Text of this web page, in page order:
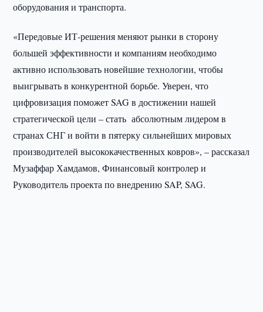
оборудования и транспорта.
«Передовые ИТ-решения меняют рынки в сторону
большей эффективности и компаниям необходимо
активно использовать новейшие технологии, чтобы
выигрывать в конкурентной борьбе. Уверен, что
цифровизация поможет SAG в достижении нашей
стратегической цели – стать абсолютным лидером в
странах СНГ и войти в пятерку сильнейших мировых
производителей высококачественных ковров», – рассказал
Музаффар Хамдамов, Финансовый контролер и
Руководитель проекта по внедрению SAP, SAG.